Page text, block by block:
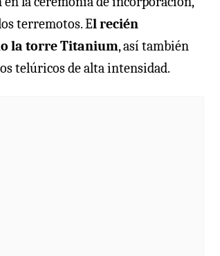
terremotos. El recién
la torre Titanium, así también
telúricos de alta intensidad.